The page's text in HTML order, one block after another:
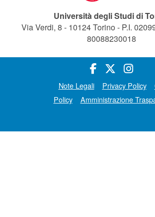
Università degli Studi di
Via Verdi, 8 - 10124 Torino - P.I.
80088230018
Note Legali Privacy Policy
Policy
Amministrazione